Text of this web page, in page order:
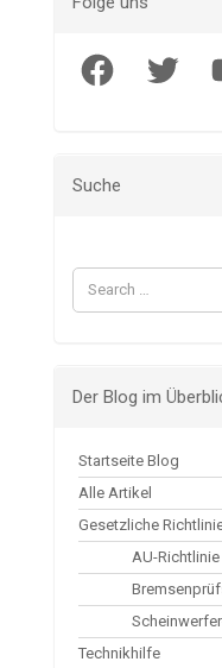
Facebook Twitter
Suche
Suchen
nach:
Der Blog im
Startseite Blog
Alle Artikel
Gesetzliche
AU-
Technikhilfe